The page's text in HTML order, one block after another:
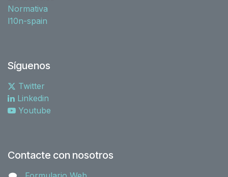
Normativa
l10n-spain
Síguenos
Twitter
Linkedin
Youtube
Contacte con nosotros